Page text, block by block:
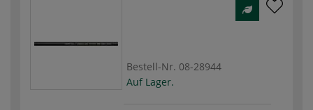
Bestell-Nr. 08-28944
Auf Lager.